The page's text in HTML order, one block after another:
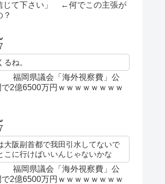
じて下さい」 ←何でこの主張が
るね。
福岡県議会「海外視察費」公
2億6500万円ｗｗｗｗｗｗｗｗ
大阪副首都で我田引水してないで
こに行けばいいんじゃないかな
福岡県議会「海外視察費」公
2億6500万円ｗｗｗｗｗｗｗｗ